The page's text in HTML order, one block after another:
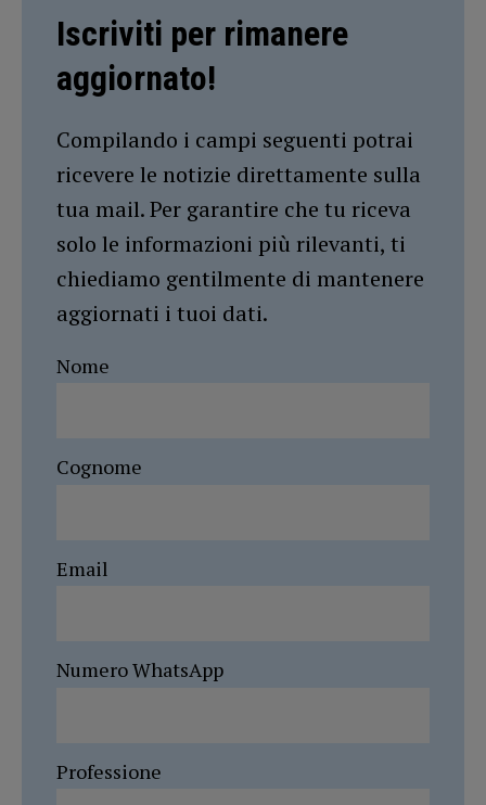
Iscriviti per rimanere
aggiornato!
Compilando i campi seguenti potrai
ricevere le notizie direttamente sulla
tua mail. Per garantire che tu riceva
solo le informazioni più rilevanti, ti
chiediamo gentilmente di mantenere
aggiornati i tuoi dati.
Nome
Cognome
Email
Numero WhatsApp
Professione